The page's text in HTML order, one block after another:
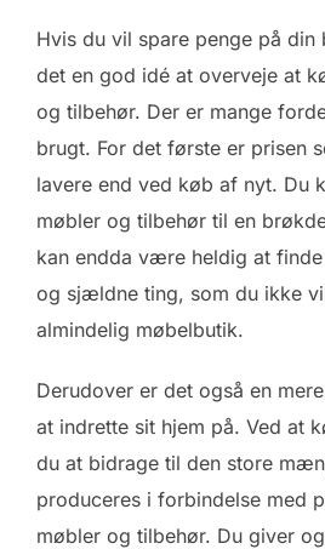
Hvis du vil spare penge på
det en god idé at overveje at
og tilbehør. Der er mange
brugt. For det første er prisen
lavere end ved køb af nyt. Du
møbler og tilbehør til en
kan endda være heldig at
og sjældne ting, som du ikke
almindelig møbelbutik.
Derudover er det også en
at indrette sit hjem på. Ved at
du at bidrage til den store
produceres i forbindelse med
møbler og tilbehør. Du giver